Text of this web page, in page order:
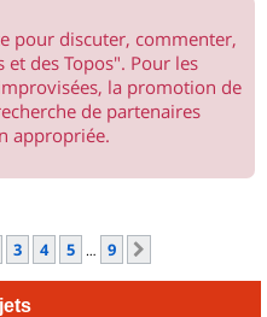
pour discuter, commenter,
des Topos". Pour les
la promotion de
de partenaires
appropriée.
3 4 5 … 9